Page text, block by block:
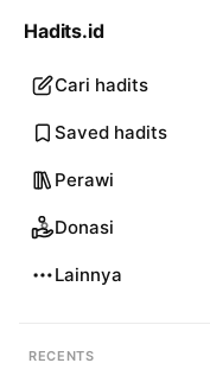
Hadits.id
Cari hadits
Saved hadits
Perawi
Donasi
Lainnya
RECENTS